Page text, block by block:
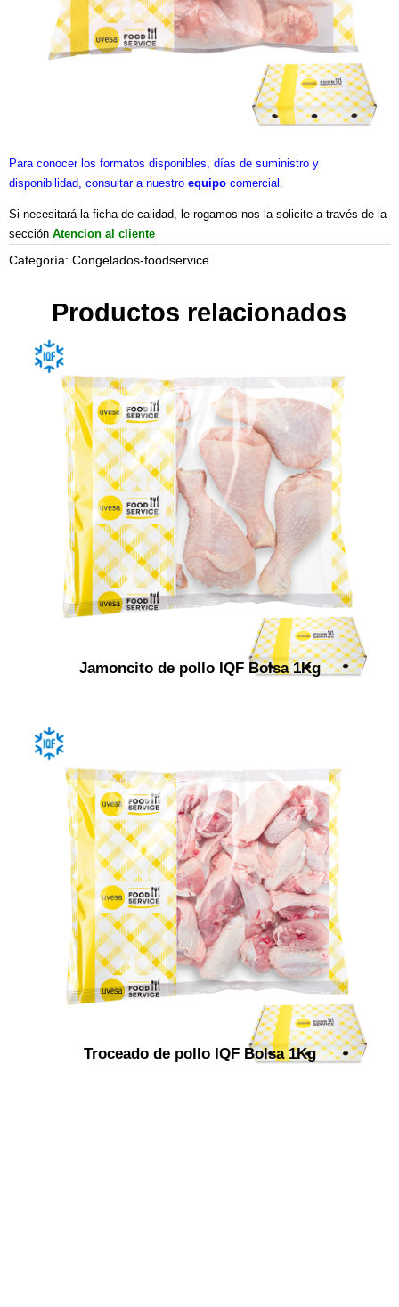
Para conocer los formatos disponibles, días de suministro y
disponibilidad, consultar a nuestro equipo comercial.
Si necesitará la ficha de calidad, le rogamos nos la solicite a través de la
sección Atencion al cliente
Categoría: Congelados-foodservice
Productos relacionados
Jamoncito de pollo IQF Bolsa 1Kg
Troceado de pollo IQF Bolsa 1Kg